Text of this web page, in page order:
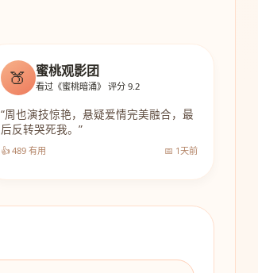
🍑 蜜桃观影团
看过《蜜桃暗涌》 评分 9.2
“周也演技惊艳，悬疑爱情完美融合，最
后反转哭死我。”
👍 489 有用 📅 1天前